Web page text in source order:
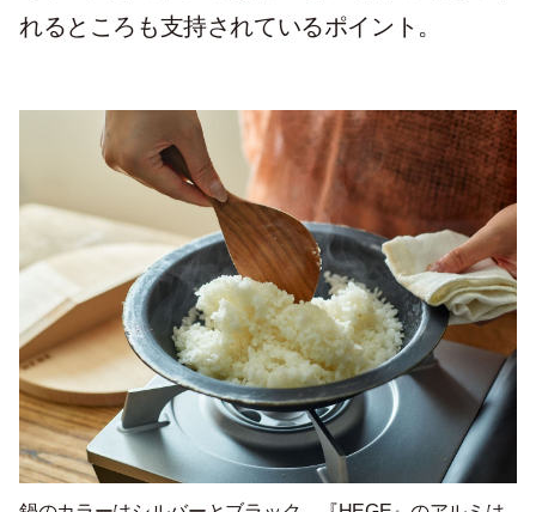
れるところも支持されているポイント。